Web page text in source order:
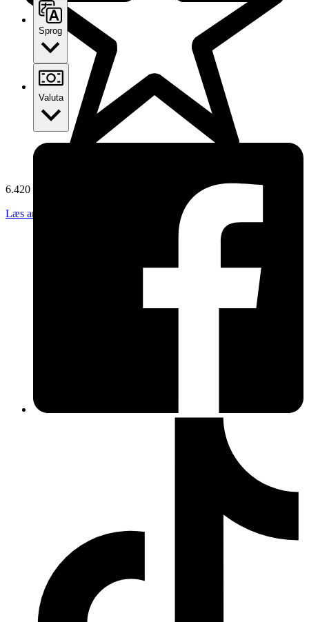
6.420 anmeldelser
Læs anmeldelser
Sprog
Valuta